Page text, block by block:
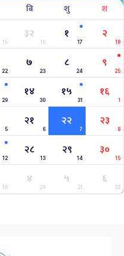
बि शु श
15
३२
16
१
17
२
18
22
७
23
८
24
९
25
29
१४
30
१५
31
१६
1
5
२१
6
२२
7
२३
8
12
२८
13
२९
14
३०
15
19
४
20
५
21
६
22